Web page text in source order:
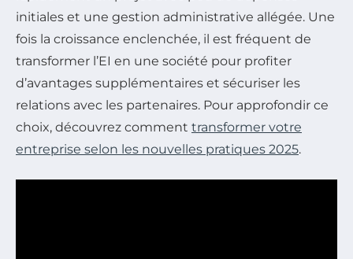
initiales et une gestion administrative allégée. Une
fois la croissance enclenchée, il est fréquent de
transformer l’EI en une société pour profiter
d’avantages supplémentaires et sécuriser les
relations avec les partenaires. Pour approfondir ce
choix, découvrez comment transformer votre
entreprise selon les nouvelles pratiques 2025.